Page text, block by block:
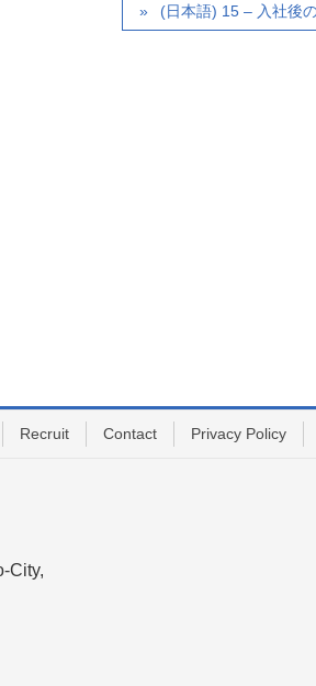
(日本語) 15 – 入社後
Recruit Contact Privacy Policy
City,